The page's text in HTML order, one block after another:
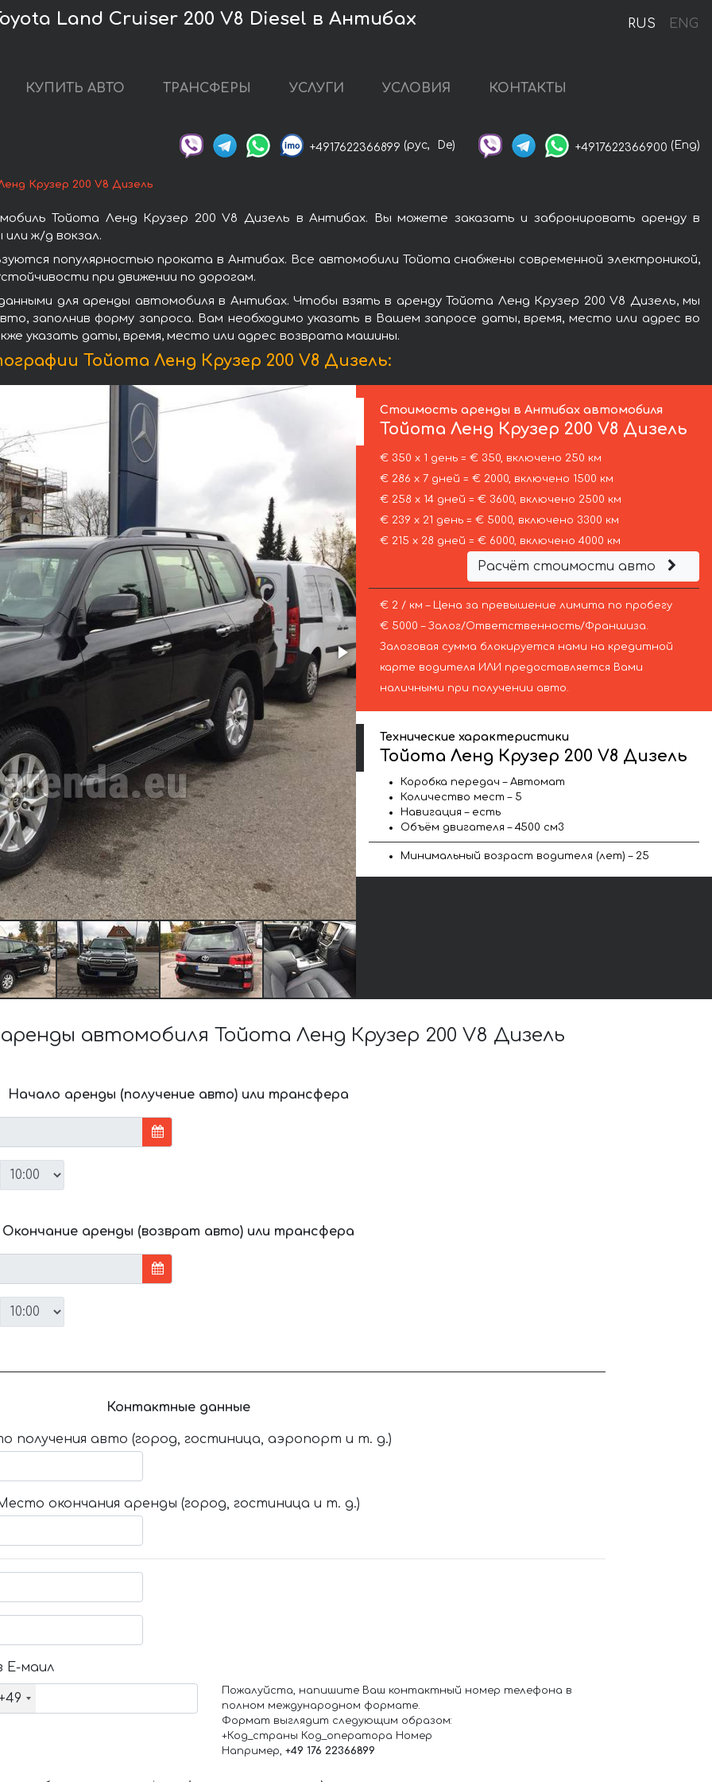
RUS ENG
Land Cruiser 200 V8 Diesel в Антибах
КУПИТЬ АВТО ТРАНСФЕРЫ УСЛУГИ УСЛОВИЯ КОНТАКТЫ
+4917622366899 (рус, De) +4917622366900 (Eng)
Крузер 200 V8 Дизель
Тойота Ленд Крузер 200 V8 Дизель в Антибах. Вы можете заказать и забронировать аренду в
ж/д вокзал.
популярностью проката в Антибах. Все автомобили Тойота снабжены современной электроникой,
при движении по дорогам.
для аренды автомобиля в Антибах. Чтобы взять в аренду Тойота Ленд Крузер 200 V8 Дизель, мы
заполнив форму запроса. Вам необходимо указать в Вашем запросе даты, время, место или адрес во
указать даты, время, место или адрес возврата машины.
Тойота Ленд Крузер 200 V8 Дизель:
Стоимость аренды в Антибах автомобиля
Тойота Ленд Крузер 200 V8 Дизель
€ 350 х 1 день = € 350, включено 250 км
€ 286 х 7 дней = € 2000, включено 1500 км
€ 258 х 14 дней = € 3600, включено 2500 км
€ 239 х 21 день = € 5000, включено 3300 км
€ 215 х 28 дней = € 6000, включено 4000 км
Расчёт стоимости авто
€ 2 / км – Цена за превышение лимита по пробегу
€ 5000 – Залог/Ответственность/Франшиза.
Залоговая сумма блокируется нами на кредитной
карте водителя ИЛИ предоставляется Вами
наличными при получении авто.
Технические характеристики
Тойота Ленд Крузер 200 V8 Дизель
Коробка передач – Автомат
Количество мест – 5
Навигация – есть
Объём двигателя – 4500 см3
Минимальный возраст водителя (лет) – 25
автомобиля Тойота Ленд Крузер 200 V8 Дизель
Начало аренды (получение авто) или трансфера
Окончание аренды (возврат авто) или трансфера
Контактные данные
получения авто (город, гостиница, аэропорт и т. д.)
окончания аренды (город, гостиница и т. д.)
Е-маил
Пожалуйста, напишите Ваш контактный номер телефона в
полном международном формате.
Формат выглядит следующим образом:
+Код_страны Код_оператора Номер
Например, +49 176 22366899